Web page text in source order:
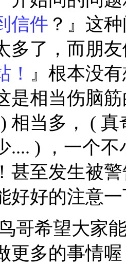
信件 ？』这
多了，而朋
！
』根本没
是相当伤脑
) 相当多， (
.... ) ，一个
甚至发生被
好好的注意
哥希望大家
更多的事情